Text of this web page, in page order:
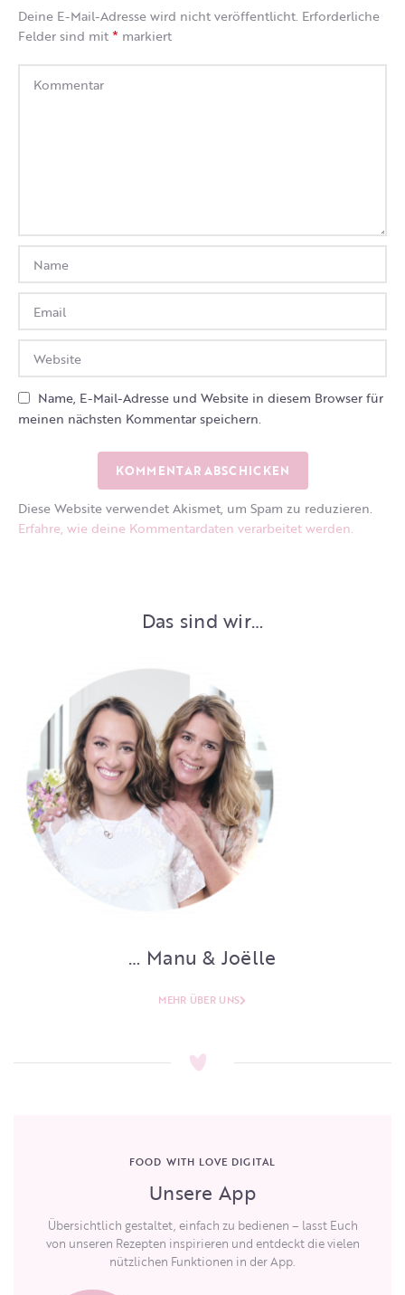
Deine E-Mail-Adresse wird nicht veröffentlicht. Erforderliche
Felder sind mit* markiert
Name, E-Mail-Adresse und Website in diesem Browser für
meinen nächsten Kommentar speichern.
Diese Website verwendet Akismet, um Spam zu reduzieren.
Erfahre, wie deine Kommentardaten verarbeitet werden.
Das sind wir…
… Manu & Joëlle
MEHR ÜBER UNS
FOOD WITH LOVE DIGITAL
Unsere App
Übersichtlich gestaltet, einfach zu bedienen – lasst Euch
von unseren Rezepten inspirieren und entdeckt die vielen
nützlichen Funktionen in der App.